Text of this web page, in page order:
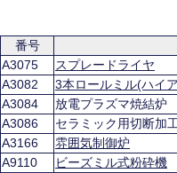
番号
A3075
スプレードライヤ
A3082
3本ロールミル(ハイ
A3084
放電プラズマ焼結炉
A3086
セラミック用切断加
A3166
雰囲気制御炉
A9110
ビーズミル式粉砕機